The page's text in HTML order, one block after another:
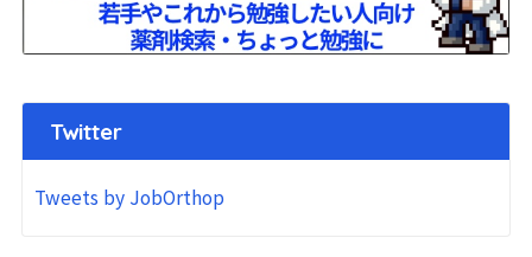
Twitter
Tweets by JobOrthop